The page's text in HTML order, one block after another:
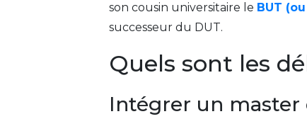
son cousin universitaire le BUT
successeur du DUT.
Quels sont les
Intégrer un master